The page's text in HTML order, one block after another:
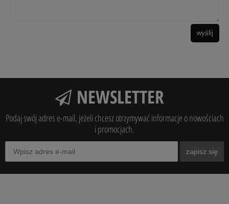
wyślij
NEWSLETTER
Podaj swój adres e-mail, jeżeli chcesz otrzymywać informacje o nowościach
i promocjach.
zapisz się